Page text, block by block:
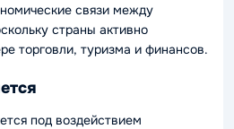
связи между
страны активно
торговли, туризма и финансов.
под воздействием